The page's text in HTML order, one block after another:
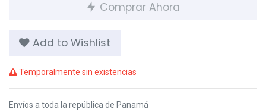
Comprar Ahora
Add to Wishlist
Temporalmente sin existencias
Envíos a toda la república de Panamá